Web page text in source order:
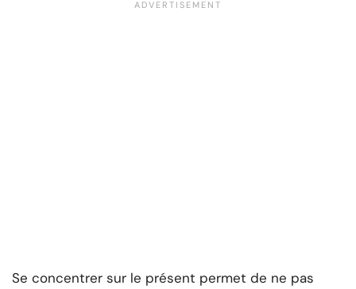
Se concentrer sur le présent permet de ne pas